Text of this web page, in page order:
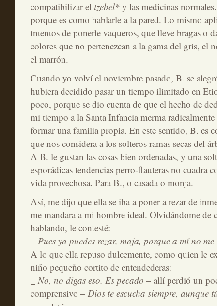
compatibilizar el tzebel*y las medicinas
porque es como hablarle a la pared. Lo mismo
intentos de ponerle vaqueros, que lleve bragas o
colores que no pertenezcan a la gama del gris, el
el marrón.
Cuando yo volví el noviembre pasado, B. se
hubiera decidido pasar un tiempo ilimitado en
poco, porque se dio cuenta de que el hecho de
mi tiempo a la Santa Infancia merma
formar una familia propia. En este sentido, B. es
que nos considera a los solteros ramas secas del
A B. le gustan las cosas bien ordenadas, y una
esporádicas tendencias perro-flauteras no cuadra
vida provechosa. Para B., o casada o monja.
Así, me dijo que ella se iba a poner a rezar de
me mandara a mi hombre ideal. Olvidándome de
hablando, le contesté:
_ Pues ya puedes rezar, maja, porque a mí no
A lo que ella repuso dulcemente, como quien le
niño pequeño cortito de entendederas:
_ No, no digas eso. Es pecado – allí perdió un
comprensivo –Dios te escucha siempre, aunque